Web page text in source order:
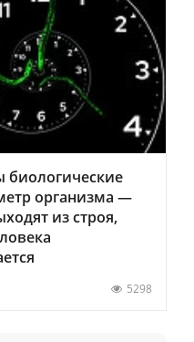
организма —
из строя,
5298